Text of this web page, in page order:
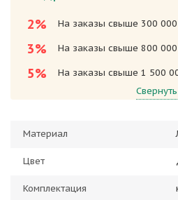
2%
На заказы свыше 300 000
3% На заказы свыше 800 000
5%
На заказы свыше 1 500
Свернуть
Материал
Цвет
Комплектация